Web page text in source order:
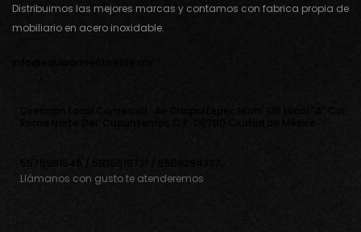
Distribuimos las mejores marcas y contamos con fabrica propia de
mobiliario en acero inoxidable.
Llámanos con gusto te atenderemos